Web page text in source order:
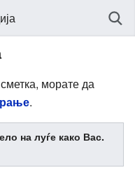
морате да
.
на луѓе како Вас.